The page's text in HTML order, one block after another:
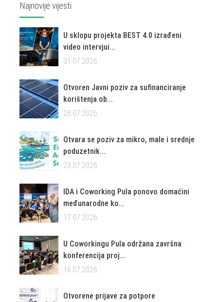
Najnovije vijesti
U sklopu projekta BEST 4.0 izrađeni
video intervjui...
31.07.2026..
Otvoren Javni poziv za sufinanciranje
korištenja ob...
28.07.2026..
Otvara se poziv za mikro, male i srednje
poduzetnik...
23.07.2026..
IDA i Coworking Pula ponovo domaćini
međunarodne ko...
17.07.2026..
U Coworkingu Pula održana završna
konferencija proj...
16.07.2026..
Otvorene prijave za potpore